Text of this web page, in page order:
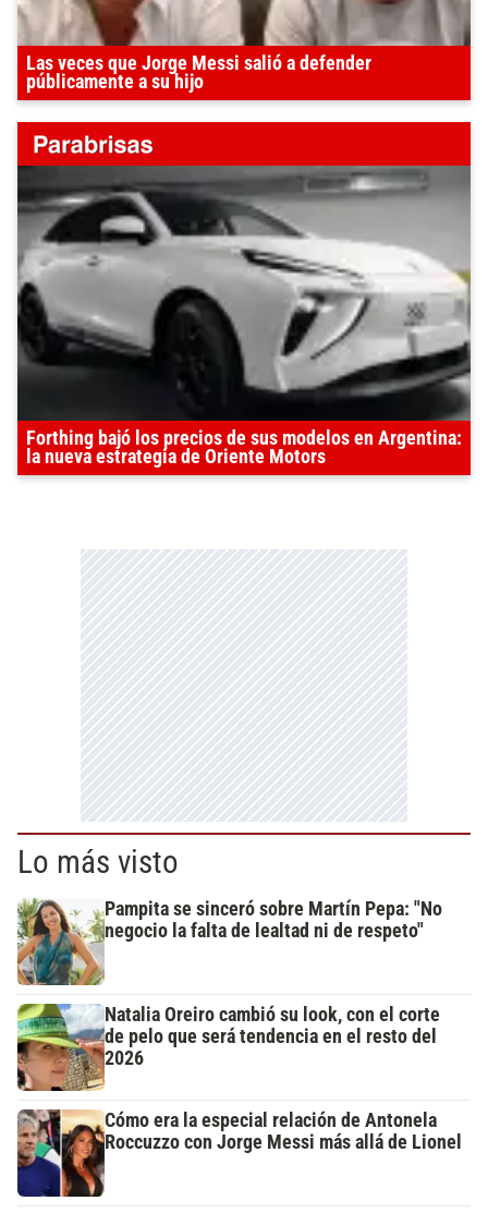
Las veces que Jorge Messi salió a defender
públicamente a su hijo
Forthing bajó los precios de sus modelos en Argentina:
la nueva estrategia de Oriente Motors
Lo más visto
Pampita se sinceró sobre Martín Pepa: "No
negocio la falta de lealtad ni de respeto"
Natalia Oreiro cambió su look, con el corte
de pelo que será tendencia en el resto del
2026
Cómo era la especial relación de Antonela
Roccuzzo con Jorge Messi más allá de Lionel